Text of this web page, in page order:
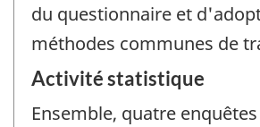
du questionnaire et
méthodes communes de
Activité statistique
Ensemble, quatre